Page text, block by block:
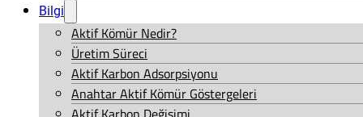
Bilgi
Aktif Kömür Nedir?
Üretim Süreci
Aktif Karbon Adsorpsiyonu
Anahtar Aktif Kömür Göstergeleri